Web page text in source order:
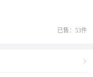
已售：53件